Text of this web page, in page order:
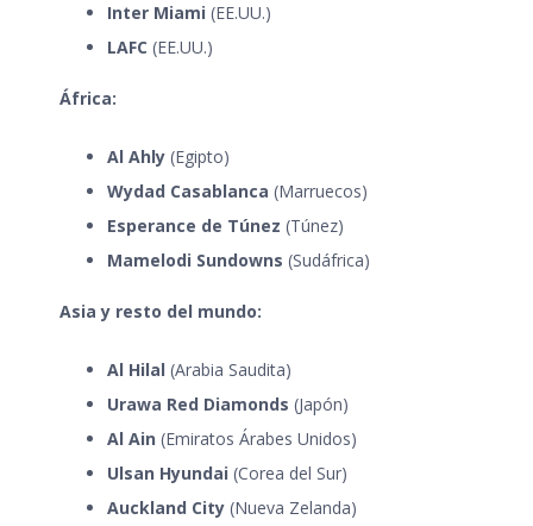
Inter Miami (EE.UU.)
LAFC (EE.UU.)
África:
Al Ahly (Egipto)
Wydad Casablanca (Marruecos)
Esperance de Túnez (Túnez)
Mamelodi Sundowns (Sudáfrica)
Asia y resto del mundo:
Al Hilal (Arabia Saudita)
Urawa Red Diamonds (Japón)
Al Ain (Emiratos Árabes Unidos)
Ulsan Hyundai (Corea del Sur)
Auckland City (Nueva Zelanda)